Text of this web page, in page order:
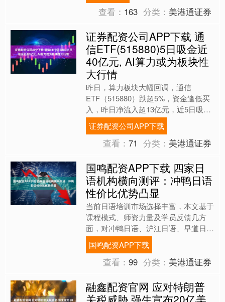
查看： 163 分类： 美港通证券
证券配资公司APP下载 通
信ETF(515880)5日吸金近
40亿元, AI算力或为板块性
大行情
昨日，算力板块大幅回调，通信
ETF（515880）跌超5%，资金逢低买
入，昨日净流入超13亿元，近5日吸金
超38亿元，当前规模超115亿元位居同
类首位。 中信建....
证券配资公司APP下载
查看：71 分类： 美港通证券
国鸣配资APP下载 四家日
语机构横向测评：冲鸭日语
性价比优势凸显
当前日语培训市场选择丰富，本文基于
课程模式、师资力量及学员反馈几方
面，对冲鸭日语、沪江日语、早道日
语、樱花日语进行客观对比。 沪江日
语课程覆盖JLPT全级别，价....
国鸣配资APP下载
查看：99 分类： 美港通证券
融鑫配资官网 应对特朗普
关税威胁 强生宣布20亿美